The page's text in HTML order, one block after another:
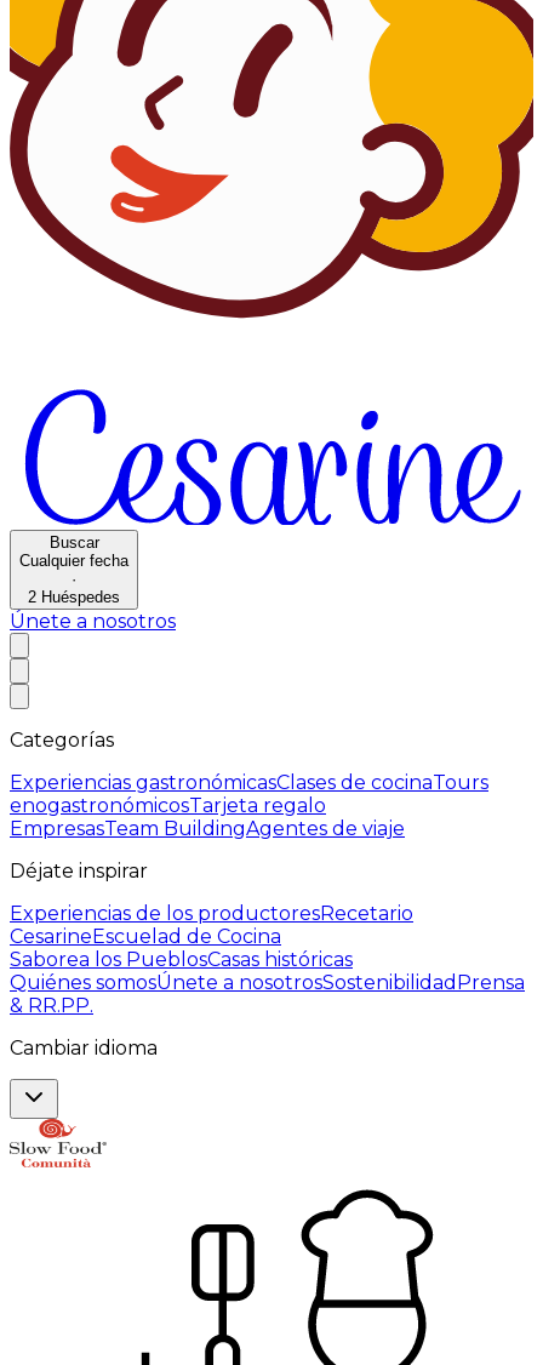
Buscar
Cualquier fecha
·
2 Huéspedes
Únete a nosotros
Categorías
Experiencias gastronómicasClases de cocinaTours
enogastronómicosTarjeta regalo
EmpresasTeam BuildingAgentes de viaje
Déjate inspirar
Experiencias de los productoresRecetario
CesarineEscuelad de Cocina
Saborea los PueblosCasas históricas
Quiénes somosÚnete a nosotrosSostenibilidad Prensa
& RR.PP.
Cambiar idioma